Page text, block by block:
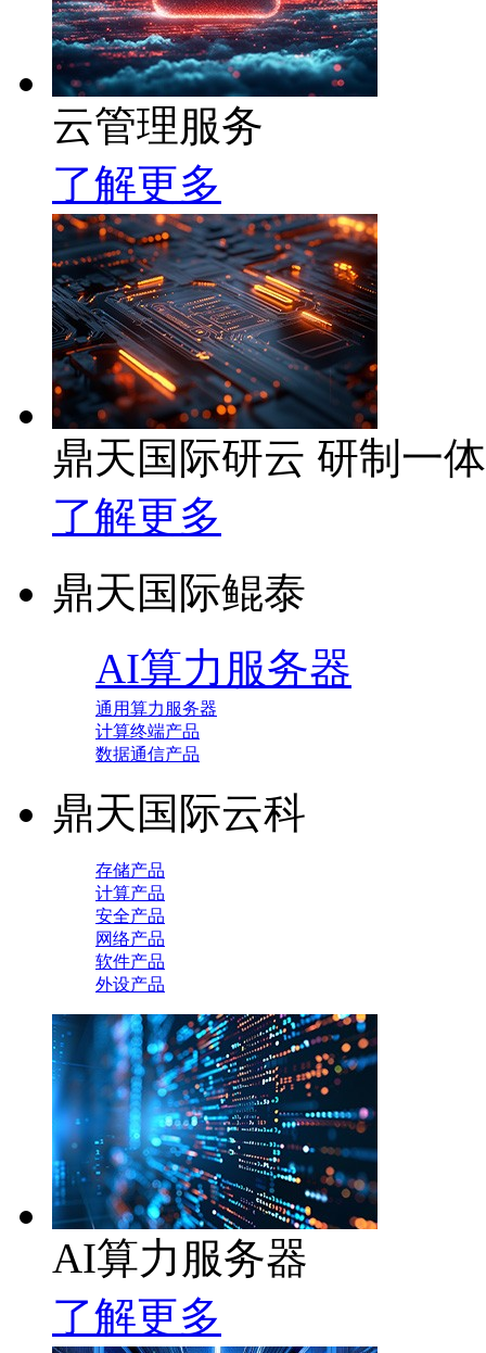
云管理服务
了解更多
鼎天国际研云 研制一
了解更多
鼎天国际鲲泰
AI算力服务器
通用算力服务器
计算终端产品
数据通信产品
鼎天国际云科
存储产品
计算产品
安全产品
网络产品
软件产品
外设产品
AI算力服务器
了解更多